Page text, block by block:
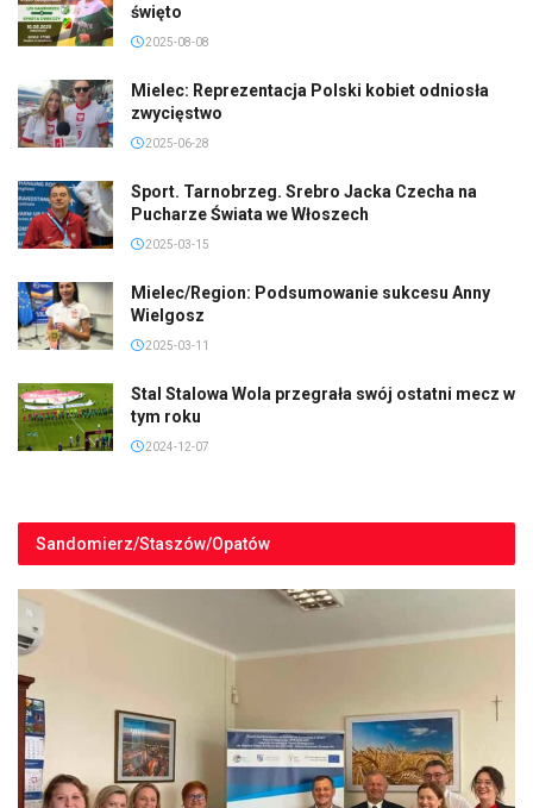
święto
2025-08-08
Mielec: Reprezentacja Polski kobiet odniosła
zwycięstwo
2025-06-28
Sport. Tarnobrzeg. Srebro Jacka Czecha na
Pucharze Świata we Włoszech
2025-03-15
Mielec/Region: Podsumowanie sukcesu Anny
Wielgosz
2025-03-11
Stal Stalowa Wola przegrała swój ostatni mecz w
tym roku
2024-12-07
Sandomierz/Staszów/Opatów